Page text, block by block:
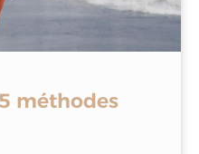
méthodes